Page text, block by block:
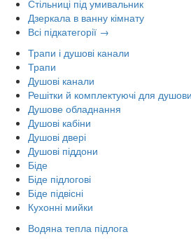
Стільниці під умивальник
Дзеркала в ванну кімнату
Всі підкатегорії →
Трапи і душові канали
Трапи
Душові канали
Решітки й комплектуючі для
Душове обладнання
Душові кабіни
Душові двері
Душові піддони
Біде
Біде підлогові
Біде підвісні
Кухонні мийки
Водяна тепла підлога